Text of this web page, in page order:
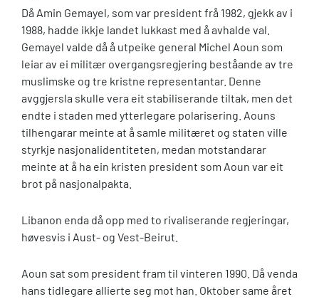
Då Amin Gemayel, som var president frå 1982, gjekk av i
1988, hadde ikkje landet lukkast med å avhalde val.
Gemayel valde då å utpeike general Michel Aoun som
leiar av ei militær overgangsregjering beståande av tre
muslimske og tre kristne representantar. Denne
avggjersla skulle vera eit stabiliserande tiltak, men det
endte i staden med ytterlegare polarisering. Aouns
tilhengarar meinte at å samle militæret og staten ville
styrkje nasjonalidentiteten, medan motstandarar
meinte at å ha ein kristen president som Aoun var eit
brot på nasjonalpakta.
Libanon enda då opp med to rivaliserande regjeringar,
høvesvis i Aust- og Vest-Beirut.
Aoun sat som president fram til vinteren 1990. Då venda
hans tidlegare allierte seg mot han. Oktober same året